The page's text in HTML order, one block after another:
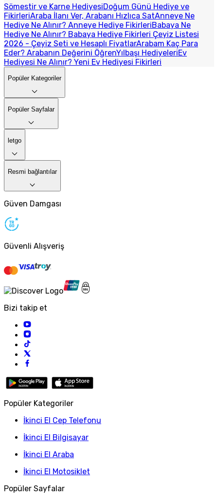
Sömestir ve Karne HediyesiDoğum Günü Hediye ve
FikirleriAraba İlanı Ver, Arabanı Hızlıca SatAnneye Ne
Hediye Ne Alınır? Anneye Hediye FikirleriBabaya Ne
Hediye Ne Alınır? Babaya Hediye Fikirleri Çeyiz Listesi
2026 - Çeyiz Seti ve Hesaplı FiyatlarArabam Kaç Para
Eder? Arabanın Değerini ÖğrenYılbaşı HediyeleriEv
Hediyesi Ne Alınır? Yeni Ev Hediyesi Fikirleri
Popüler Kategoriler
Popüler Sayfalar
letgo
Resmi bağlantılar
Güven Damgası
Güvenli Alışveriş
Bizi takip et
Popüler Kategoriler
İkinci El Cep Telefonu
İkinci El Bilgisayar
İkinci El Araba
İkinci El Motosiklet
Popüler Sayfalar